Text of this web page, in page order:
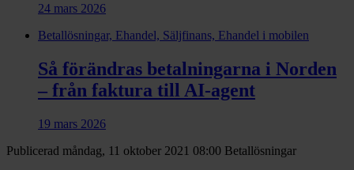
24 mars 2026
Betallösningar, Ehandel, Säljfinans, Ehandel i mobilen
Så förändras betalningarna i Norden
– från faktura till AI-agent
19 mars 2026
Publicerad måndag, 11 oktober 2021 08:00 Betallösningar